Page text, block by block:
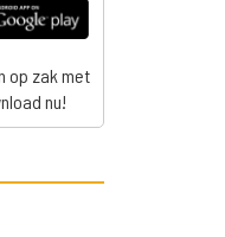
op zak met
nu!